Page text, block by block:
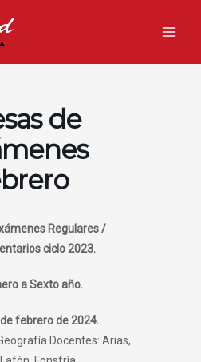
de
Regulares /
ciclo 2023.
a Sexto año.
febrero de 2024.
Docentes: Arias,